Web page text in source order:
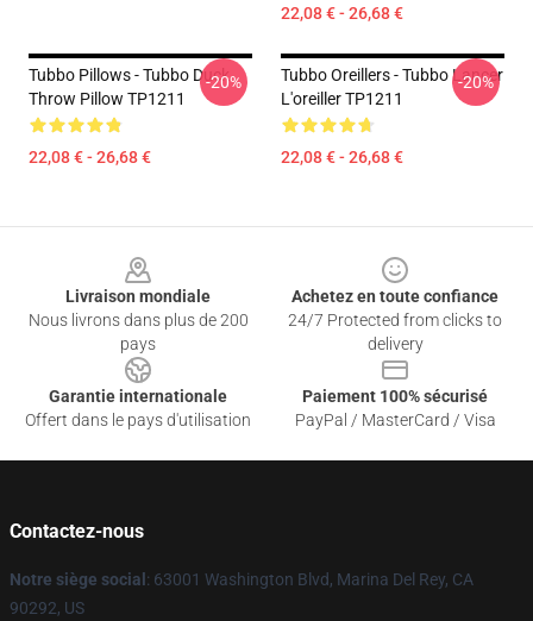
22,08 € - 26,68 €
Tubbo Pillows - Tubbo Duck
Throw Pillow TP1211
22,08 € - 26,68 €
-20%
Tubbo Oreillers - Tubbo Lancer
L'oreiller TP1211
22,08 € - 26,68 €
-20%
Livraison mondiale
Nous livrons dans plus de 200
pays
Achetez en toute confiance
24/7 Protected from clicks to
delivery
Garantie internationale
Offert dans le pays d'utilisation
Paiement 100% sécurisé
PayPal / MasterCard / Visa
Contactez-nous
Notre siège social : 63001 Washington Blvd, Marina Del Rey, CA
90292, US